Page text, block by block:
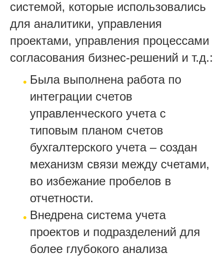
системой, которые использовались
для аналитики, управления
проектами, управления процессами
согласования бизнес-решений и т.д.:
Была выполнена работа по
интеграции счетов
управленческого учета с
типовым планом счетов
бухгалтерского учета – создан
механизм связи между счетами,
во избежание пробелов в
отчетности.
Внедрена система учета
проектов и подразделений для
более глубокого анализа